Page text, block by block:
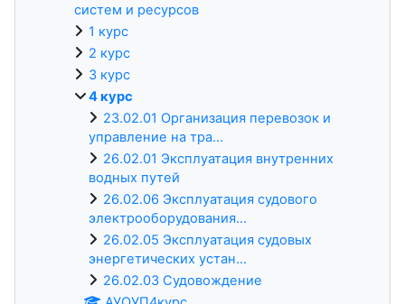
систем и ресурсов
1 курс
2 курс
3 курс
4 курс
23.02.01 Организация перевозок и
управление на тра...
26.02.01 Эксплуатация внутренних
водных путей
26.02.06 Эксплуатация судового
электрооборудования...
26.02.05 Эксплуатация судовых
энергетических устан...
26.02.03 Судовождение